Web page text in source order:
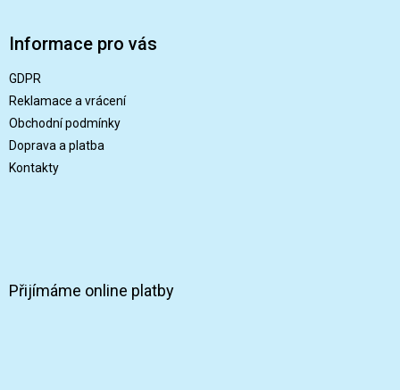
Informace pro vás
GDPR
Reklamace a vrácení
Obchodní podmínky
Doprava a platba
Kontakty
Přijímáme online platby